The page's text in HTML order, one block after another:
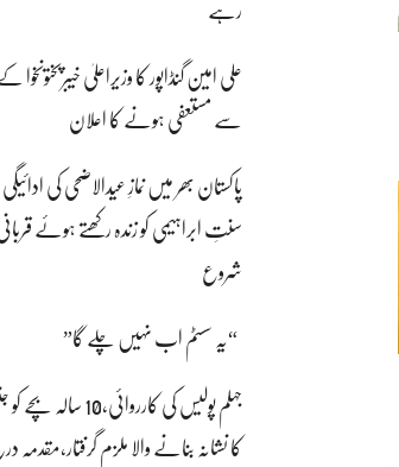
رہے
علی امین گنڈاپور کا وزیراعلیٰ
سے مستعفی ہونے کا اعلان
پاکستان بھر میں نمازِ عیدالاضحی کی
سنتِ ابراہیمی کو زندہ رکھتے ہوئے
شروع
“یہ سسٹم اب نہیں چلے گا”
جہلم پولیس کی کارروائی،10
کا نشانہ بنانے والا ملزم گرفتار،مقدمہ